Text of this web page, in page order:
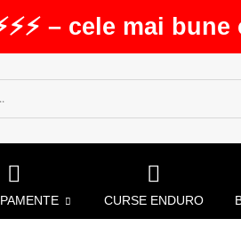
– cele mai
CURSE ENDURO